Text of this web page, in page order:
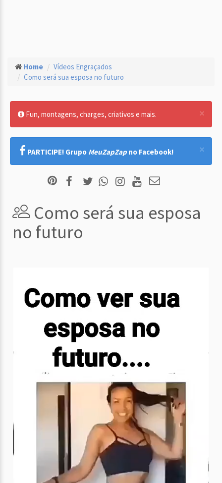
Home
Vídeos Engraçados
Como será sua esposa no futuro
×
Fun, montagens, charges, criativos e mais.
×
PARTICIPE! Grupo MeuZapZap no Facebook!
Como será sua esposa
no futuro